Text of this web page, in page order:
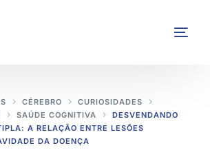
CÉREBRO
CURIOSIDADES
SAÚDE COGNITIVA
DESVENDANDO
A RELAÇÃO ENTRE LESÕES
DA DOENÇA